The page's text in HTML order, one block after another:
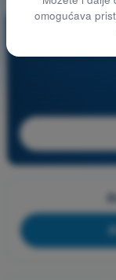
omogućava